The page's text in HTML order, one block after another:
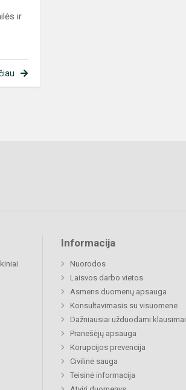
ir
Informacija
Nuorodos
Laisvos darbo vietos
Asmens duomenų apsauga
Konsultavimasis su visuomene
Dažniausiai užduodami klausimai
Pranešėjų apsauga
Korupcijos prevencija
Civilinė sauga
Teisinė informacija